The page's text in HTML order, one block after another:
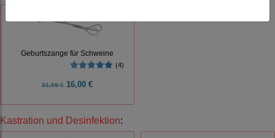
Geburtszange für Schweine
(4)
31,99 € 16,00 €
Kastration und Desinfektion: